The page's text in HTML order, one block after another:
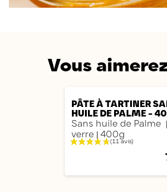
Vous
PÂTE À TARTINER
HUILE DE PALME -
Sans huile de Palme |
verre | 400g